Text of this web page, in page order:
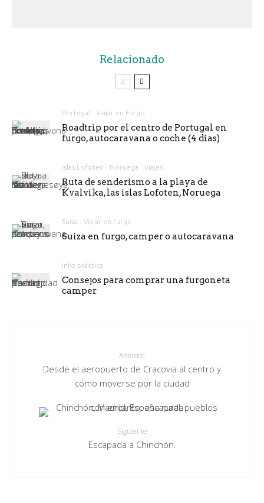
Relacionado
Portugal Viajar en Furgo
Roadtrip por el centro de Portugal en
furgo, autocaravana o coche (4 días)
Islas Lofoten Noruega Viajes
Ruta de senderismo a la playa de
Kvalvika, las islas Lofoten, Noruega
Suiza Viajar en furgo
Suiza en furgo, camper o autocaravana
Info práctica
Consejos para comprar una furgoneta
camper
Anterior
Desde el aeropuerto de Cracovia al centro y
cómo moverse por la ciudad
Siguiente
Escapada a Chinchón.